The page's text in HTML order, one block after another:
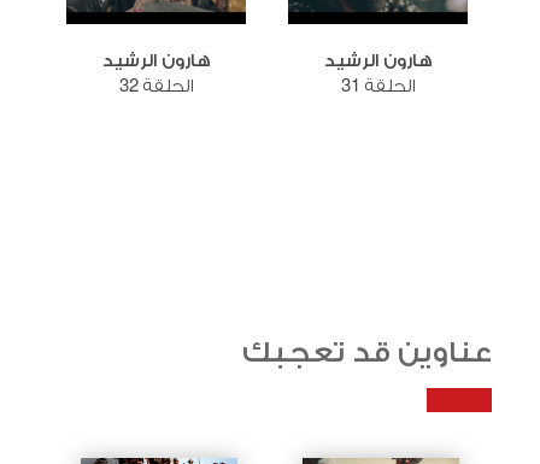
هارون الرشيد
الحلقة 31
هارون الرشيد
الحلقة 32
عناوين قد تعجبك